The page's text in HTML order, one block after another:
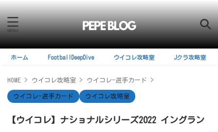
ホーム FootballDeepDive ウイコレ攻略室 Jクラ攻略室
HOME > ウイコレ攻略室 > ウイコレ-選手カード >
ウイコレ-選手カード ウイコレ攻略室
【ウイコレ】ナショナルシリーズ2022 イングラン